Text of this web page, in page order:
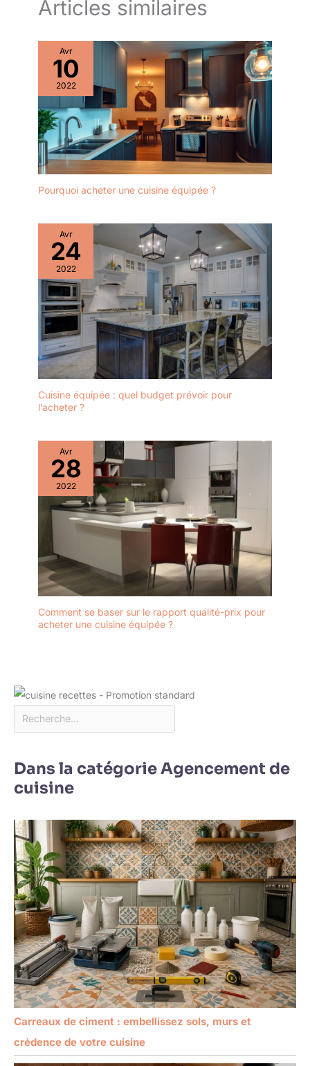
Articles similaires
Avr
10
2022
Pourquoi acheter une cuisine équipée ?
Avr
24
2022
Cuisine équipée : quel budget prévoir pour
l’acheter ?
Avr
28
2022
Comment se baser sur le rapport qualité-prix pour
acheter une cuisine équipée ?
Dans la catégorie Agencement de
cuisine
Carreaux de ciment : embellissez sols, murs et
crédence de votre cuisine